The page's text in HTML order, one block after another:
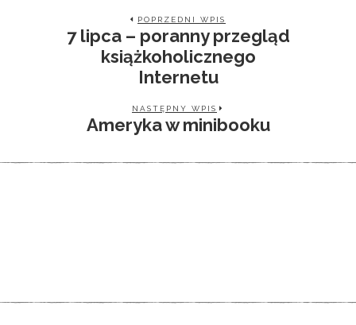
POPRZEDNI WPIS
7 lipca – poranny przegląd
książkoholicznego
Internetu
NASTĘPNY WPIS
Ameryka w minibooku